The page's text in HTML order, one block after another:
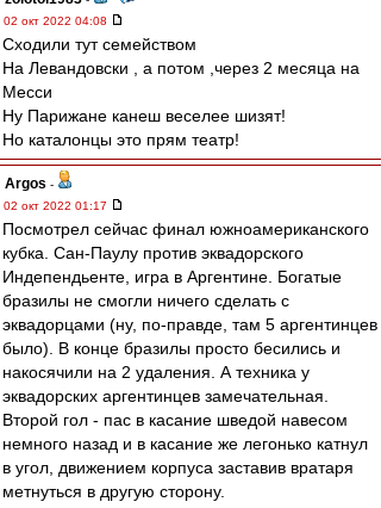
02 окт 2022 04:08
Сходили тут семейством
На Левандовски , а потом ,через 2 месяца на
Месси
Ну Парижане канеш веселее шизят!
Но каталонцы это прям театр!
Argos -
02 окт 2022 01:17
Посмотрел сейчас финал южноамериканского
кубка. Сан-Паулу против эквадорского
Индепендьенте, игра в Аргентине. Богатые
бразилы не смогли ничего сделать с
эквадорцами (ну, по-правде, там 5 аргентинцев
было). В конце бразилы просто бесились и
накосячили на 2 удаления. А техника у
эквадорских аргентинцев замечательная.
Второй гол - пас в касание шведой навесом
немного назад и в касание же легонько катнул
в угол, движением корпуса заставив вратаря
метнуться в другую сторону.